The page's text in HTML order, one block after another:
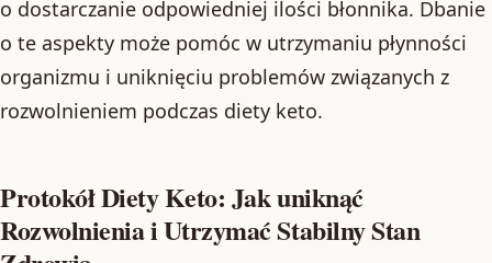
o dostarczanie odpowiedniej ilości błonnika. Dbanie
o te aspekty może pomóc w utrzymaniu płynności
organizmu i uniknięciu problemów związanych z
rozwolnieniem podczas diety keto.
Protokół Diety Keto: Jak uniknąć
Rozwolnienia i Utrzymać Stabilny Stan